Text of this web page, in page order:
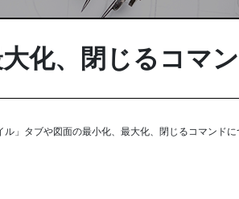
化、閉じるコマ
ル」タブや図面の最小化、最大化、閉じるコマンドに